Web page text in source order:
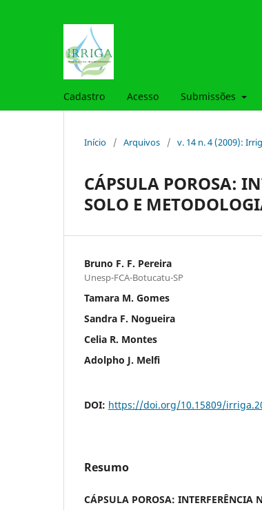
Cadastro Acesso Submissões
Início / Arquivos / v. 14 n. 4 (2009):
CÁPSULA POROSA:
SOLO E
Bruno F. F. Pereira
Unesp-FCA-Botucatu-SP
Tamara M. Gomes
Sandra F. Nogueira
Celia R. Montes
Adolpho J. Melfi
DOI: https://doi.org/10.15809/
Resumo
CÁPSULA POROSA: INTERFERÊNCIA